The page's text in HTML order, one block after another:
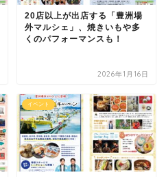
20店以上が出店する「豊洲場
外マルシェ」、焼きいもや多
くのパフォーマンスも！
2026年1月16日
イベント